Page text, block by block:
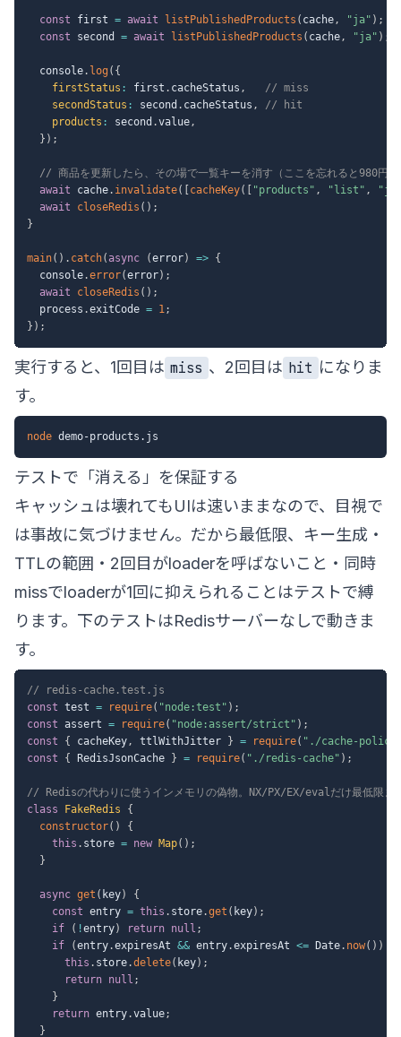
const first = await listPublishedProducts ( cache, "ja" ) ;
const second = await listPublishedProducts ( cache, "ja" ) ;
  console
. log ( {
firstStatus : first . cacheStatus ,
// miss
secondStatus : second . cacheStatus ,
// hit
products : second .value,
} ) ;
// 商品を更新したら、その場で一覧キーを消す（ここを忘れると980円事
await cache. invalidate( cacheKey( "products" , "list" ,
await
closeRedis ( ) ;
}
main( ) . catch( async (error) => {
  console
.error(error) ;
await
closeRedis ( ) ;
  process
.exitCode = 1;
} ) ;
実行すると、1回目は miss 、2回目は hit になりま
す。
node
テストで「消える」を保証する
キャッシュは壊れてもUIは速いままなので、目視で
は事故に気づけません。だから最低限、キー生成・
TTLの範囲・2回目がloaderを呼ばないこと・同時
missでloaderが1回に抑えられることはテストで縛
ります。下のテストはRedisサーバーなしで動きま
す。
// redis-cache.test.js
const test = require( "node:test" ) ;
const assert = require( "node:assert/strict" ) ;
const
{ cacheKey, ttlWithJitter } = require( "./cache-
const
{ RedisJsonCache } = require( "./redis-cache" ) ;
// Redisの代わりに使うインメモリの偽物。NX/PX/EX/evalだけ最低限ま
class
FakeRedis
{
constructor( )
{
this . store = new Map( ) ;
}
async get ( key)
{
const entry = this . store.get ( key) ;
if
( !entry) return null ;
if
(entry.expiresAt && entry.expiresAt <= Date. now( ) )
this . store.delete( key) ;
return null ;
}
return entry.value;
}